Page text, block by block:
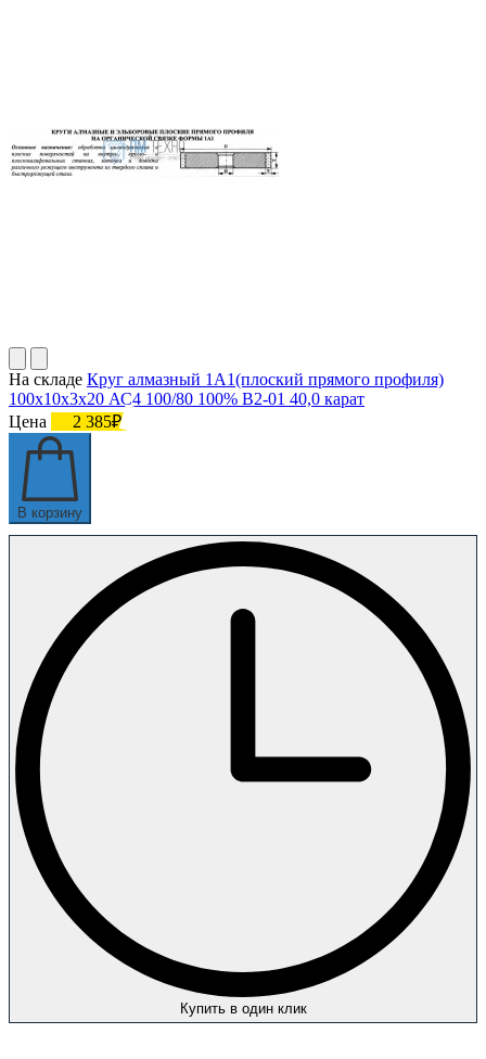
На складе Круг алмазный 1А1(плоский прямого профиля)
100х10х3х20 АС4 100/80 100% В2-01 40,0 карат
Цена
2 385₽
В корзину
Купить в один клик